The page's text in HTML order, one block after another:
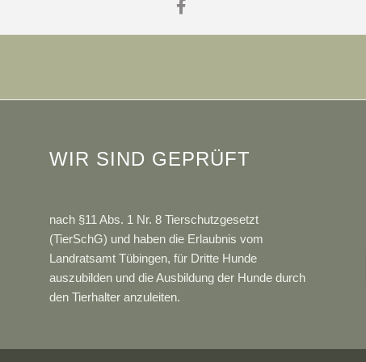
WIR SIND GEPRÜFT
nach §11 Abs. 1 Nr. 8 Tierschutzgesetzt
(TierSchG) und haben die Erlaubnis vom
Landratsamt Tübingen, für Dritte Hunde
auszubilden und die Ausbildung der Hunde durch
den Tierhalter anzuleiten.